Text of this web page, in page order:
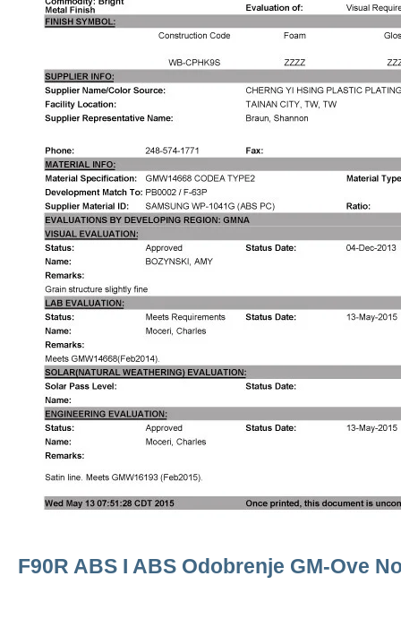
F90R ABS I ABS Odobrenje GM-Ove